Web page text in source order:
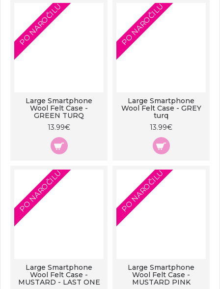
PO NAROČILU
Large Smartphone
Wool Felt Case -
GREEN TURQ
13.99€
PO NAROČILU
Large Smartphone
Wool Felt Case - GREY
turq
13.99€
PO NAROČILU
Large Smartphone
Wool Felt Case -
MUSTARD - LAST ONE
PO NAROČILU
Large Smartphone
Wool Felt Case -
MUSTARD PINK